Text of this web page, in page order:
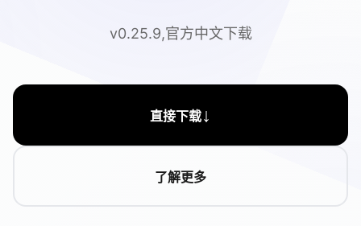
v0.25.9,官方中文下载
直接下载↓
了解更多